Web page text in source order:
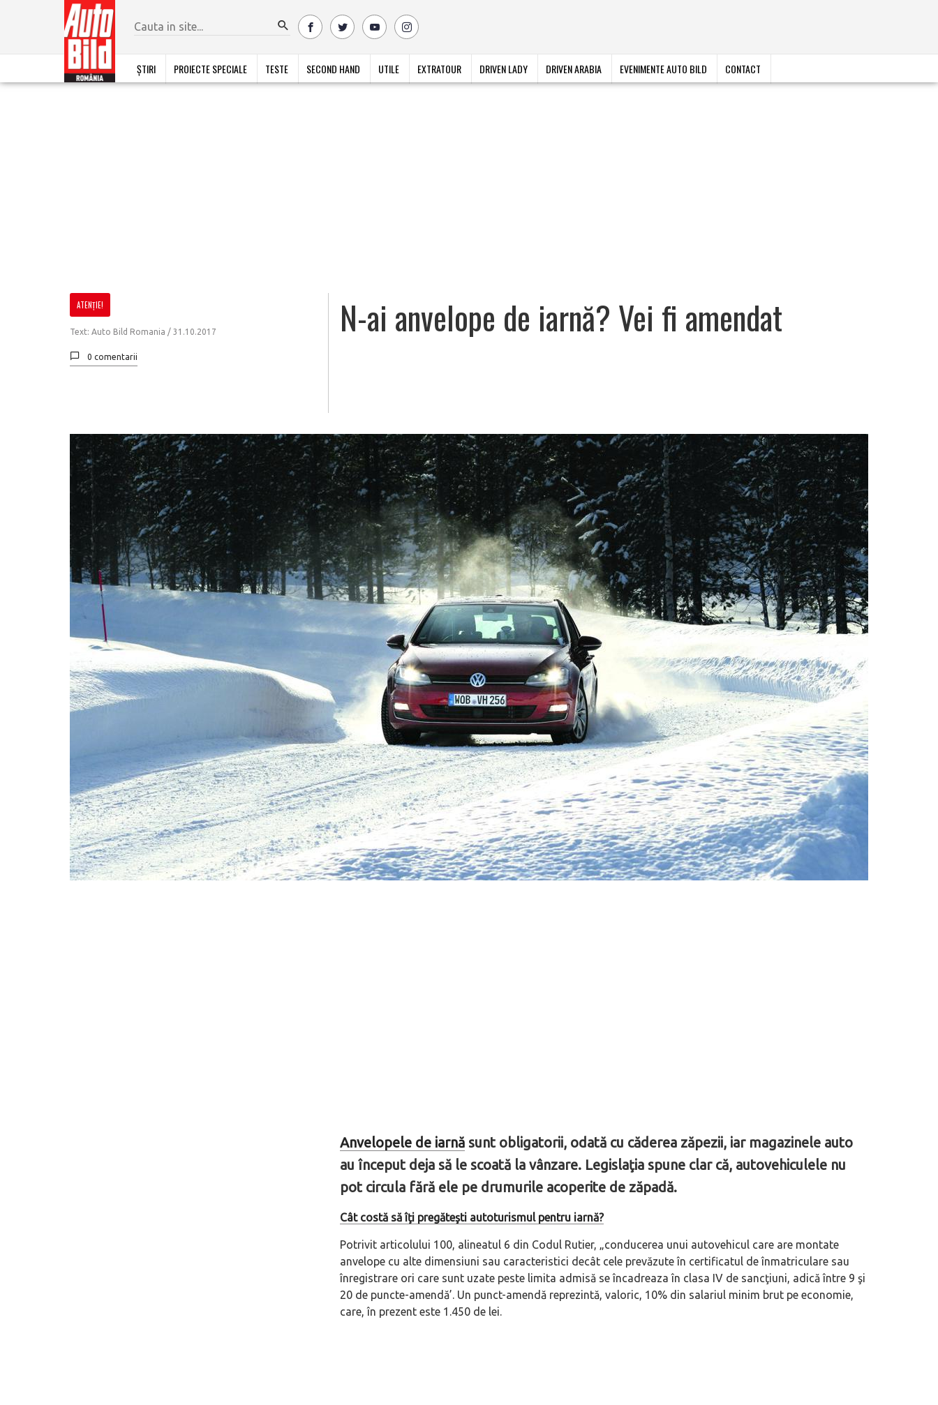
ȘTIRI PROIECTE SPECIALE TESTE SECOND HAND UTILE EXTRATOUR DRIVEN LADY DRIVEN ARABIA EVENIMENTE AUTO BILD CONTACT
ATENŢIE!
Text: Auto Bild Romania / 31.10.2017
0 comentarii
N-ai anvelope de iarnă? Vei fi amendat
Anvelopele de iarnăsunt obligatorii, odată cu căderea zăpezii, iar magazinele auto
au început deja să le scoată la vânzare. Legislaţia spune clar că, autovehiculele nu
pot circula fără ele pe drumurile acoperite de zăpadă.
Cât costă să îţi pregăteşti autoturismul pentru iarnă?
Potrivit articolului 100, alineatul 6 din Codul Rutier, „conducerea unui autovehicul care are montate
anvelope cu alte dimensiuni sau caracteristici decât cele prevăzute în certificatul de înmatriculare sau
înregistrare ori care sunt uzate peste limita admisă se încadreaza în clasa IV de sancţiuni, adică între 9 şi
20 de puncte-amendă’. Un punct-amendă reprezintă, valoric, 10% din salariul minim brut pe economie,
care, în prezent este 1.450 de lei.